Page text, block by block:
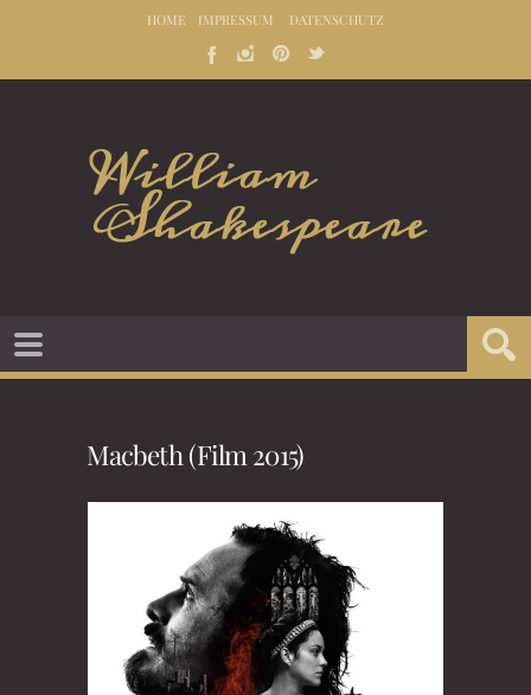
HOME IMPRESSUM DATENSCHUTZ
Macbeth (Film 2015)